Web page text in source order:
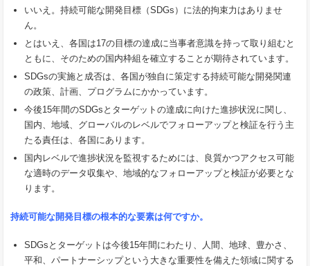
いいえ。持続可能な開発目標（SDGs）に法的拘束力はありませ
ん。
とはいえ、各国は17の目標の達成に当事者意識を持って取り組むと
ともに、そのための国内枠組を確立することが期待されています。
SDGsの実施と成否は、各国が独自に策定する持続可能な開発関連
の政策、計画、プログラムにかかっています。
今後15年間のSDGsとターゲットの達成に向けた進捗状況に関し、
国内、地域、グローバルのレベルでフォローアップと検証を行う主
たる責任は、各国にあります。
国内レベルで進捗状況を監視するためには、良質かつアクセス可能
な適時のデータ収集や、地域的なフォローアップと検証が必要とな
ります。
持続可能な開発目標の根本的な要素は何ですか。
SDGsとターゲットは今後15年間にわたり、人間、地球、豊かさ、
平和、パートナーシップという大きな重要性を備えた領域に関する